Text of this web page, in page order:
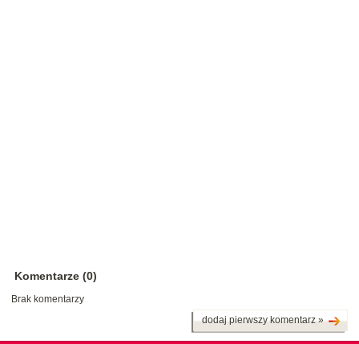
Komentarze (0)
Brak komentarzy
dodaj pierwszy komentarz »